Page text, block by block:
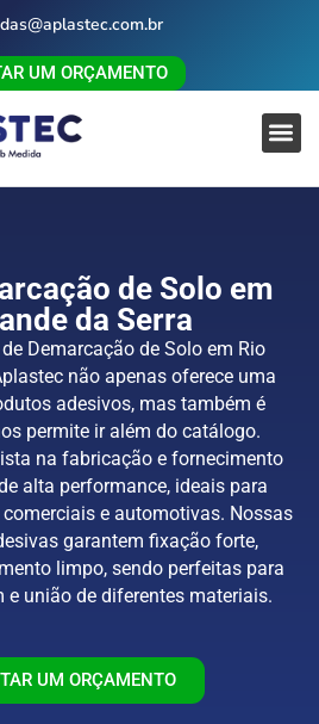
UM ORÇAMENTO
de Solo em
da Serra
Demarcação de Solo em Rio
não apenas oferece uma
adesivos, mas também é
permite ir além do catálogo.
na fabricação e fornecimento
alta performance, ideais para
e automotivas. Nossas
garantem fixação forte,
limpo, sendo perfeitas para
e união de diferentes materiais.
UM ORÇAMENTO